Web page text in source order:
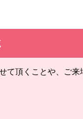
頂くことや、ご